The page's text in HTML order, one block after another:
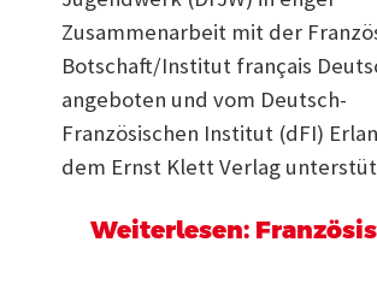
Zusammenarbeit mit der
Botschaft/Institut français
angeboten und vom Deutsch-
Französischen Institut (dFI)
dem Ernst Klett Verlag
Weiterlesen: